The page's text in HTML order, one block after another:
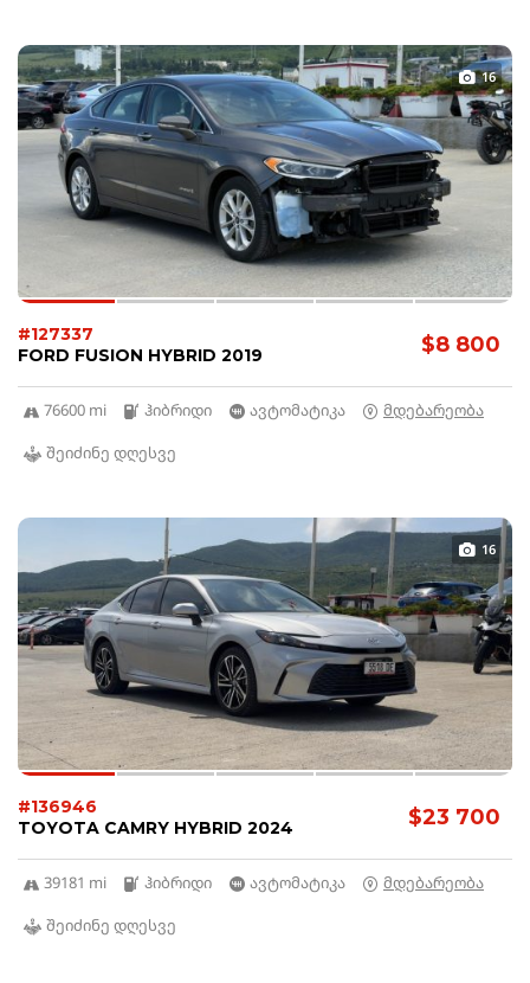
16
$8 800
#127337
FORD FUSION HYBRID 2019
76600 mi ჰიბრიდი ავტომატიკა
მდებარეობა
შეიძინე დღესვე
16
$23 700
#136946
TOYOTA CAMRY HYBRID 2024
39181 mi ჰიბრიდი ავტომატიკა
მდებარეობა
შეიძინე დღესვე